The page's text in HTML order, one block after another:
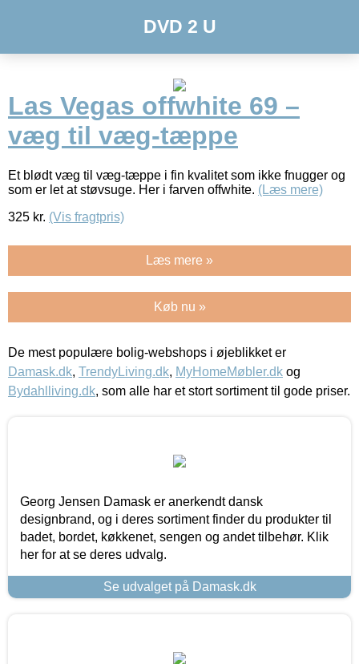
DVD 2 U
Las Vegas offwhite 69 –
væg til væg-tæppe
Et blødt væg til væg-tæppe i fin kvalitet som ikke fnugger og
som er let at støvsuge. Her i farven offwhite. (Læs mere)
325 kr. (Vis fragtpris)
Læs mere »
Køb nu »
De mest populære bolig-webshops i øjeblikket er
Damask.dk, TrendyLiving.dk, MyHomeMøbler.dk og
Bydahlliving.dk, som alle har et stort sortiment til gode priser.
Georg Jensen Damask er anerkendt dansk
designbrand, og i deres sortiment finder du produkter til
badet, bordet, køkkenet, sengen og andet tilbehør. Klik
her for at se deres udvalg.
Se udvalget på Damask.dk